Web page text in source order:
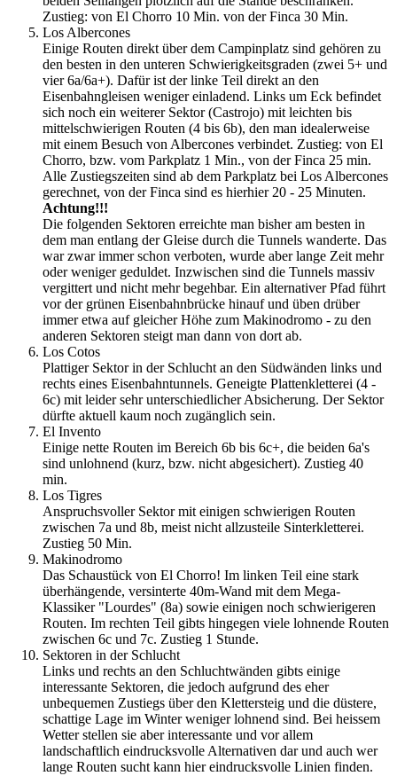
Zustieg: von El Chorro 10 Min. von der Finca 30 Min.
Los Albercones
Einige Routen direkt über dem Campinplatz sind gehören zu
den besten in den unteren Schwierigkeitsgraden (zwei 5+ und
vier 6a/6a+). Dafür ist der linke Teil direkt an den
Eisenbahngleisen weniger einladend. Links um Eck befindet
sich noch ein weiterer Sektor (Castrojo) mit leichten bis
mittelschwierigen Routen (4 bis 6b), den man idealerweise
mit einem Besuch von Albercones verbindet. Zustieg: von El
Chorro, bzw. vom Parkplatz 1 Min., von der Finca 25 min.
Alle Zustiegszeiten sind ab dem Parkplatz bei Los Albercones
gerechnet, von der Finca sind es hierhier 20 - 25 Minuten.
Achtung!!!
Die folgenden Sektoren erreichte man bisher am besten in
dem man entlang der Gleise durch die Tunnels wanderte. Das
war zwar immer schon verboten, wurde aber lange Zeit mehr
oder weniger geduldet. Inzwischen sind die Tunnels massiv
vergittert und nicht mehr begehbar. Ein alternativer Pfad führt
vor der grünen Eisenbahnbrücke hinauf und üben drüber
immer etwa auf gleicher Höhe zum Makinodromo - zu den
anderen Sektoren steigt man dann von dort ab.
Los Cotos
Plattiger Sektor in der Schlucht an den Südwänden links und
rechts eines Eisenbahntunnels. Geneigte Plattenkletterei (4 -
6c) mit leider sehr unterschiedlicher Absicherung. Der Sektor
dürfte aktuell kaum noch zugänglich sein.
El Invento
Einige nette Routen im Bereich 6b bis 6c+, die beiden 6a's
sind unlohnend (kurz, bzw. nicht abgesichert). Zustieg 40
min.
Los Tigres
Anspruchsvoller Sektor mit einigen schwierigen Routen
zwischen 7a und 8b, meist nicht allzusteile Sinterkletterei.
Zustieg 50 Min.
Makinodromo
Das Schaustück von El Chorro! Im linken Teil eine stark
überhängende, versinterte 40m-Wand mit dem Mega-
Klassiker "Lourdes" (8a) sowie einigen noch schwierigeren
Routen. Im rechten Teil gibts hingegen viele lohnende Routen
zwischen 6c und 7c. Zustieg 1 Stunde.
Sektoren in der Schlucht
Links und rechts an den Schluchtwänden gibts einige
interessante Sektoren, die jedoch aufgrund des eher
unbequemen Zustiegs über den Klettersteig und die düstere,
schattige Lage im Winter weniger lohnend sind. Bei heissem
Wetter stellen sie aber interessante und vor allem
landschaftlich eindrucksvolle Alternativen dar und auch wer
lange Routen sucht kann hier eindrucksvolle Linien finden.